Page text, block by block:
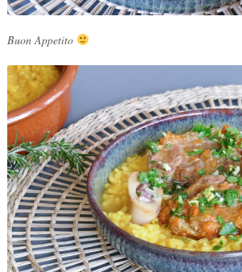
Buon Appetito